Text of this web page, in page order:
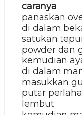
caranya
panaskan
di dalam
satukan
powder dan
kemudian
di dalam
masukkan
putar
lembut